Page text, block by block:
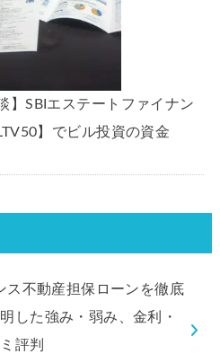
】SBIエステートファイナン
】でビル投資の資金
ス不動産担保ローンを徹底
した強み・弱み、金利・
評判